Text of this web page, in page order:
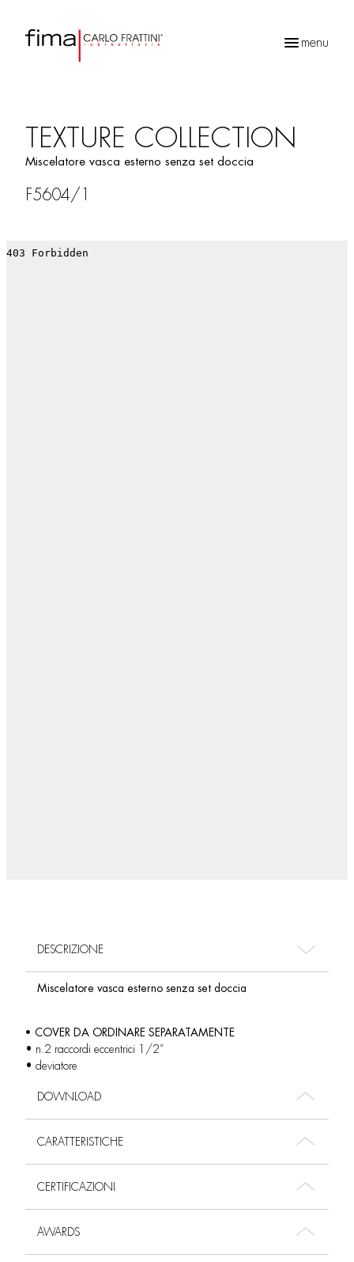
menu
TEXTURE COLLECTION
Miscelatore vasca esterno senza set doccia
F5604/1
DESCRIZIONE
Miscelatore vasca esterno senza set doccia
• COVER DA ORDINARE SEPARATAMENTE
• n.2 raccordi eccentrici 1/2”
• deviatore
DOWNLOAD
CARATTERISTICHE
CERTIFICAZIONI
AWARDS